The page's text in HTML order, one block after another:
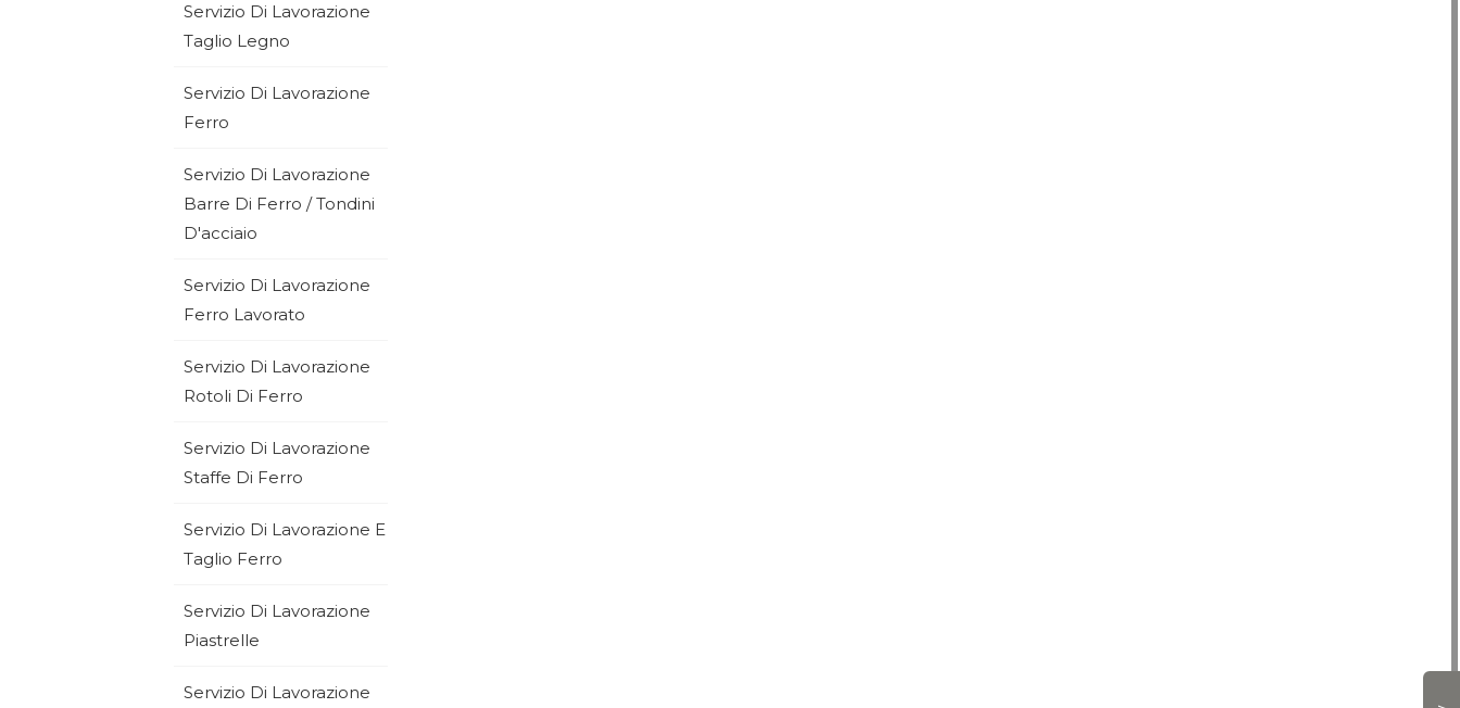
Servizio Di Lavorazione
Taglio Legno
Servizio Di Lavorazione
Ferro
Servizio Di Lavorazione
Barre Di Ferro / Tondini
D'acciaio
Servizio Di Lavorazione
Ferro Lavorato
Servizio Di Lavorazione
Rotoli Di Ferro
Servizio Di Lavorazione
Staffe Di Ferro
Servizio Di Lavorazione E
Taglio Ferro
Servizio Di Lavorazione
Piastrelle
Servizio Di Lavorazione